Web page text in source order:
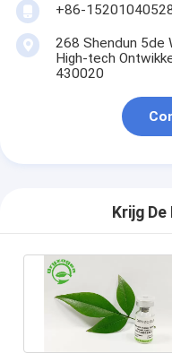
+86-
268 Shendun 5de
High-tech
430020
Krijg